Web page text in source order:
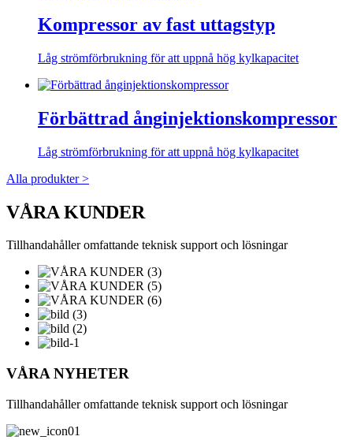
Kompressor av fast uttagstyp
Låg strömförbrukning för att uppnå hög kylkapacitet
Förbättrad ånginjektionskompressor
Låg strömförbrukning för att uppnå hög kylkapacitet
Alla produkter >
VÅRA KUNDER
Tillhandahåller omfattande teknisk support och lösningar
VÅRA NYHETER
Tillhandahåller omfattande teknisk support och lösningar